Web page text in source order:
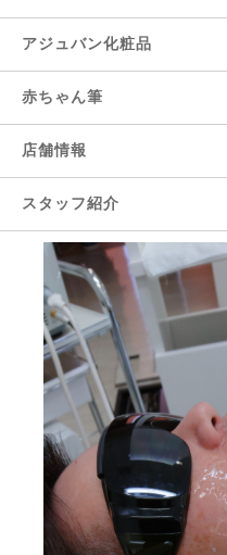
アジュバン化粧品
赤ちゃん筆
店舗情報
スタッフ紹介